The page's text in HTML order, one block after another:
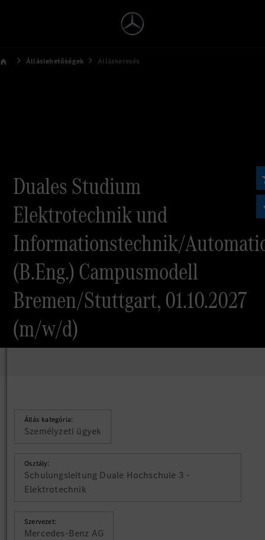
Álláslehetőségek Álláskeresés
Duales Studium
Elektrotechnik und
Informationstechnik/
(B.Eng.) Campusmodell
Bremen/Stuttgart, 01.10.2027
(m/w/d)
Állás kategória:
Személyzeti ügyek
Osztály:
Schulungsleitung Duale Hochschule 3 -
Elektrotechnik
Szervezet:
Mercedes-Benz AG